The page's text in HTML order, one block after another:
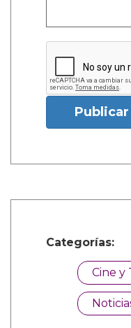
Categorías:
Cine y